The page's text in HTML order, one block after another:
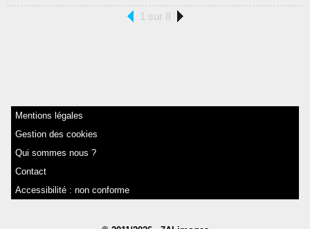
1 sur 8
Mentions légales
Gestion des cookies
Qui sommes nous ?
Contact
Accessibilité : non conforme